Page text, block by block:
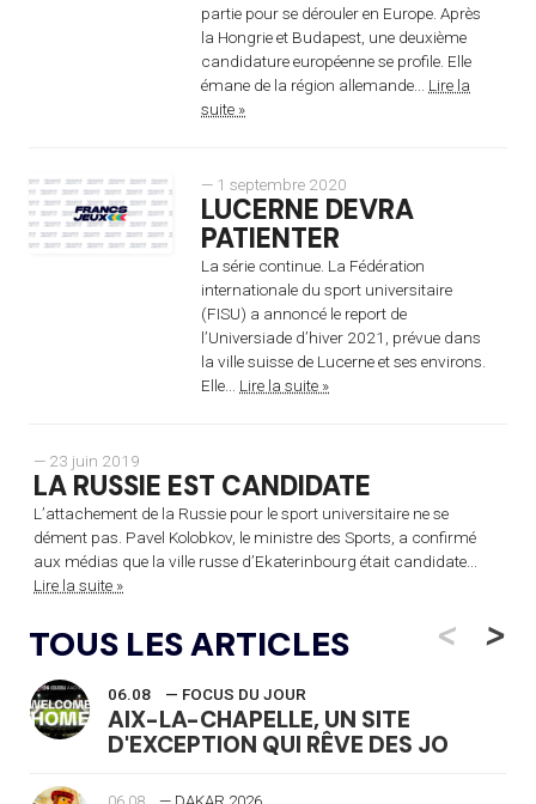
partie pour se dérouler en Europe. Après
la Hongrie et Budapest, une deuxième
candidature européenne se profile. Elle
émane de la région allemande... Lire la
suite »
— 1 septembre 2020
LUCERNE DEVRA
PATIENTER
La série continue. La Fédération
internationale du sport universitaire
(FISU) a annoncé le report de
l’Universiade d’hiver 2021, prévue dans
la ville suisse de Lucerne et ses environs.
Elle... Lire la suite »
— 23 juin 2019
LA RUSSIE EST CANDIDATE
L’attachement de la Russie pour le sport universitaire ne se
dément pas. Pavel Kolobkov, le ministre des Sports, a confirmé
aux médias que la ville russe d’Ekaterinbourg était candidate...
Lire la suite »
TOUS LES ARTICLES <
06.08 — FOCUS DU JOUR
AIX-LA-CHAPELLE, UN SITE
D'EXCEPTION QUI RÊVE DES JO
>